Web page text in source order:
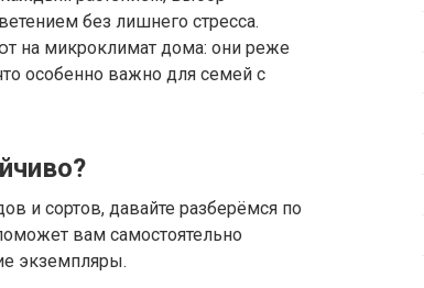
без лишнего стресса.
на микроклимат дома: они реже
особенно важно для семей с
и сортов, давайте разберёмся по
вам самостоятельно
экземпляры.